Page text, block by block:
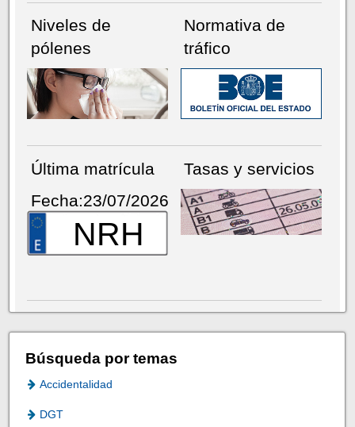
Niveles de
pólenes
Normativa de
tráfico
Última matrícula
Fecha:23/07/2026
NRH
Tasas y servicios
Búsqueda por temas
Accidentalidad
DGT